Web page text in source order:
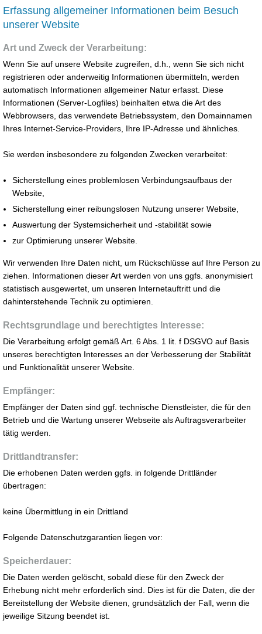
Erfassung allgemeiner Informationen beim Besuch
unserer Website
Art und Zweck der Verarbeitung:
Wenn Sie auf unsere Website zugreifen, d.h., wenn Sie sich nicht
registrieren oder anderweitig Informationen übermitteln, werden
automatisch Informationen allgemeiner Natur erfasst. Diese
Informationen (Server-Logfiles) beinhalten etwa die Art des
Webbrowsers, das verwendete Betriebssystem, den Domainnamen
Ihres Internet-Service-Providers, Ihre IP-Adresse und ähnliches.
Sie werden insbesondere zu folgenden Zwecken verarbeitet:
Sicherstellung eines problemlosen Verbindungsaufbaus der
Website,
Sicherstellung einer reibungslosen Nutzung unserer Website,
Auswertung der Systemsicherheit und -stabilität sowie
zur Optimierung unserer Website.
Wir verwenden Ihre Daten nicht, um Rückschlüsse auf Ihre Person zu
ziehen. Informationen dieser Art werden von uns ggfs. anonymisiert
statistisch ausgewertet, um unseren Internetauftritt und die
dahinterstehende Technik zu optimieren.
Rechtsgrundlage und berechtigtes Interesse:
Die Verarbeitung erfolgt gemäß Art. 6 Abs. 1 lit. f DSGVO auf Basis
unseres berechtigten Interesses an der Verbesserung der Stabilität
und Funktionalität unserer Website.
Empfänger:
Empfänger der Daten sind ggf. technische Dienstleister, die für den
Betrieb und die Wartung unserer Webseite als Auftragsverarbeiter
tätig werden.
Drittlandtransfer:
Die erhobenen Daten werden ggfs. in folgende Drittländer
übertragen:
keine Übermittlung in ein Drittland
Folgende Datenschutzgarantien liegen vor:
Speicherdauer:
Die Daten werden gelöscht, sobald diese für den Zweck der
Erhebung nicht mehr erforderlich sind. Dies ist für die Daten, die der
Bereitstellung der Website dienen, grundsätzlich der Fall, wenn die
jeweilige Sitzung beendet ist.